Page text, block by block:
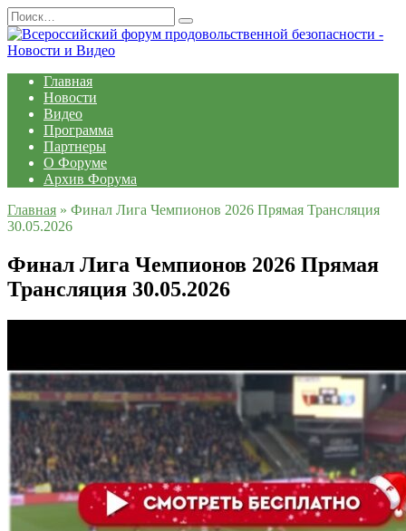
Перейти
к
содержанию
Search
for:
Главная
Новости
Видео
Программа
Партнеры
О Форуме
Архив Форума
Главная » Финал Лига Чемпионов 2026 Прямая Трансляция
30.05.2026
Финал Лига Чемпионов 2026 Прямая
Трансляция 30.05.2026